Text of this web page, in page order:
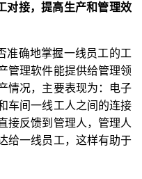
对接，提高生产和管理效
准确地掌握一线员工的工
管理软件能提供给管理领
情况，主要表现为：电子
车间一线工人之间的连接
接反馈到管理人，管理人
给一线员工，这样有助于